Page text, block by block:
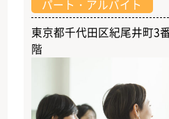
パート・アルバイト
東京都千代田区紀尾井町3
階